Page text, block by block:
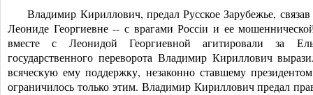
Владимир Кириллович, предал Русское Зарубежье,
Леониде Георгиевне -- с врагами Россiи и ее
вместе с Леонидой Георгиевной агитировали за
государственного переворота Владимир Кириллович
всяческую ему поддержку, незаконно ставшему
ограничилось только этим. Владимир Кириллович предал